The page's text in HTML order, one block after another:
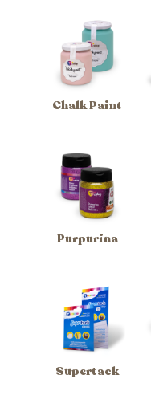
Chalk Paint
Purpurina
Supertack